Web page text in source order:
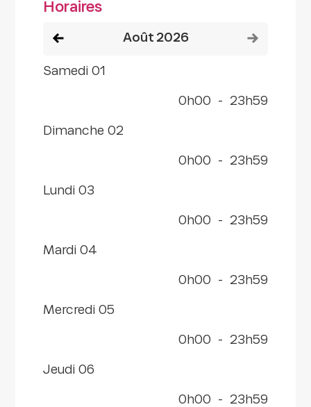
Horaires
Voir le mois précédentaoût 2026
samedi 01
0h00 - 23h59
dimanche 02
0h00 - 23h59
lundi 03
0h00 - 23h59
mardi 04
0h00 - 23h59
mercredi 05
0h00 - 23h59
jeudi 06
0h00 - 23h59